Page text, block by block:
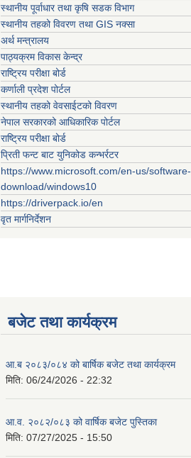
स्थानीय पूर्वाधार तथा कृषि सडक विभाग
स्थानीय तहको विवरण तथा GIS नक्सा
अर्थ मन्त्रालय
पाठ्यक्रम विकास केन्द्र
राष्ट्रिय परीक्षा बोर्ड
कर्णाली प्रदेश पोर्टल
स्थानीय तहको वेवसाईटको विवरण
नेपाल सरकारको आधिकारिक पोर्टल
राष्ट्रिय परीक्षा बोर्ड
प्रिती फन्ट बाट युनिकोड कन्भर्रटर
https://www.microsoft.com/en-us/software-
download/windows10
https://driverpack.io/en
वृत मार्गनिर्देशन
बजेट तथा कार्यक्रम
आ.ब २०८३/०८४ को बार्षिक बजेट तथा कार्यक्रम
मिति: 06/24/2026 - 22:32
आ.व. २०८२/०८३ को वार्षिक बजेट पुस्तिका
मिति: 07/27/2025 - 15:50